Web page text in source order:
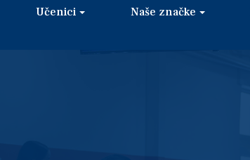
Učenici Naše značke